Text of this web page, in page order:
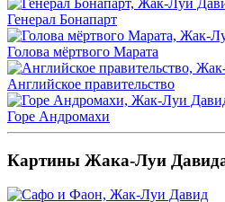
Генерал Бонапарт
Голова мёртвого Марата
Английское правительство
Горе Андромахи
Картины Жака-Луи